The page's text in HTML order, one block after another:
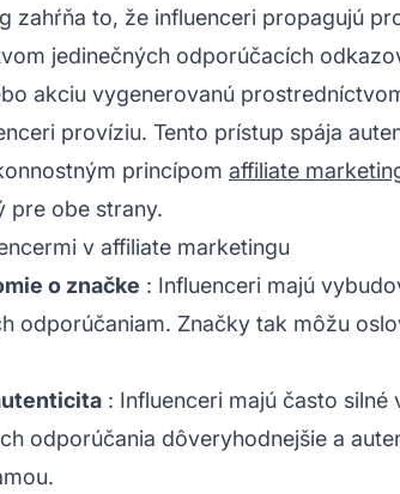
zahŕňa to, že influenceri propagujú
jedinečných odporúčacích
akciu vygenerovanú
províziu. Tento prístup spája
princípom affiliate
pre obe strany.
v affiliate marketingu
o značke : Influenceri majú
odporúčaniam. Značky tak môžu
: Influenceri majú často silné
odporúčania dôveryhodnejšie a